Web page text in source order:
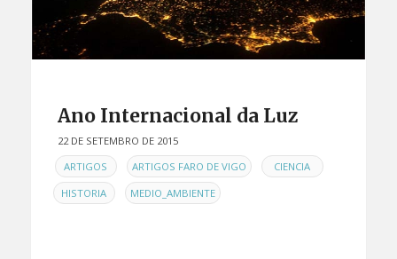
Ano Internacional da Luz
22 DE SETEMBRO DE 2015
EN ARTIGOS , ARTIGOS FARO DE VIGO , CIENCIA ,
HISTORIA , MEDIO_AMBIENTE